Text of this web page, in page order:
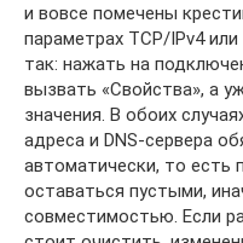
и вовсе помечены
параметрах TCP/IPv4
так: нажать на
вызвать «Свойства», а
значения. В обоих
адреса и DNS-сервера
автоматически, то
оставаться пустыми,
совместимостью. Если